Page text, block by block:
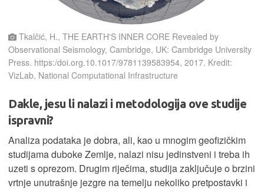
Tkalčić, H., THE EARTH'S INNER CORE Revealed by
Observational Seismology, Cambridge, UK: Cambridge University
Press. https:/doi.org.10.1017/9781139583954, 2017. Kredit:
VizLab, National Computational Infrastructure
Dakle, jesu li nalazi i metodologija ove studije
ispravni?
Analiza podataka je dobra, ali, kao u mnogim geofizičkim
studijama duboke Zemlje, nalazi nisu jedinstveni i treba ih
uzeti s oprezom. Drugim riječima, studija zaključuje o brzini
vrtnje unutrašnje jezgre na temelju nekoliko pretpostavki i